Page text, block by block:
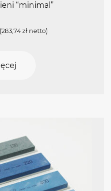
“minimal”
(283,74złnetto)